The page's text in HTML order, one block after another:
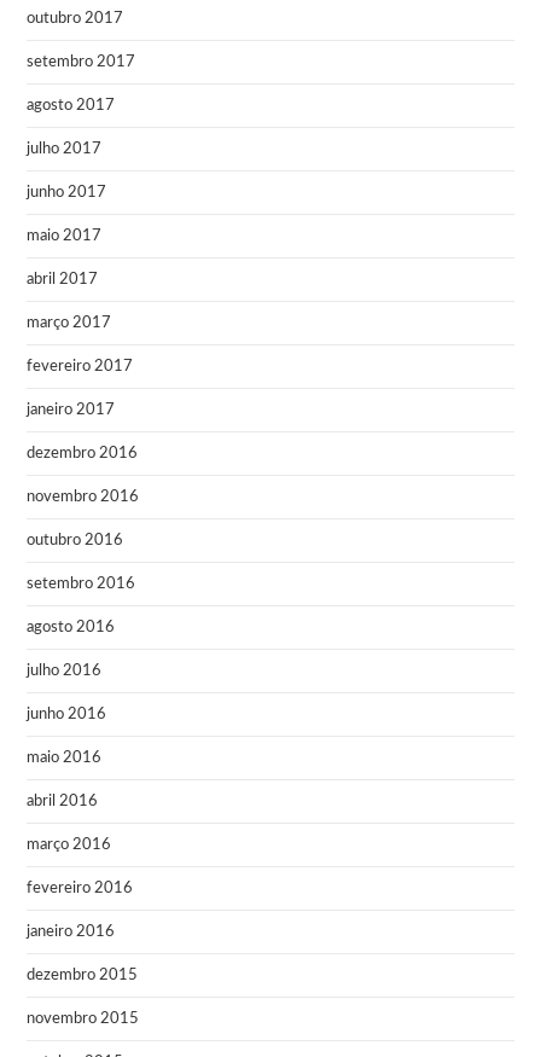
outubro 2017
setembro 2017
agosto 2017
julho 2017
junho 2017
maio 2017
abril 2017
março 2017
fevereiro 2017
janeiro 2017
dezembro 2016
novembro 2016
outubro 2016
setembro 2016
agosto 2016
julho 2016
junho 2016
maio 2016
abril 2016
março 2016
fevereiro 2016
janeiro 2016
dezembro 2015
novembro 2015